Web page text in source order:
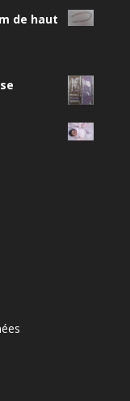
de haut